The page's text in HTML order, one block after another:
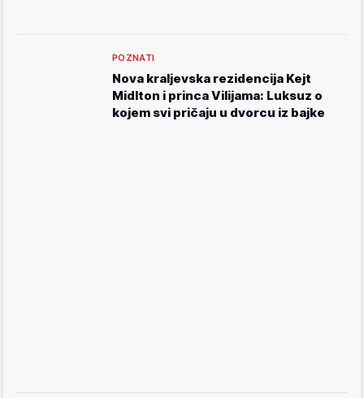
POZNATI
Nova kraljevska rezidencija Kejt
Midlton i princa Vilijama: Luksuz o
kojem svi pričaju u dvorcu iz bajke